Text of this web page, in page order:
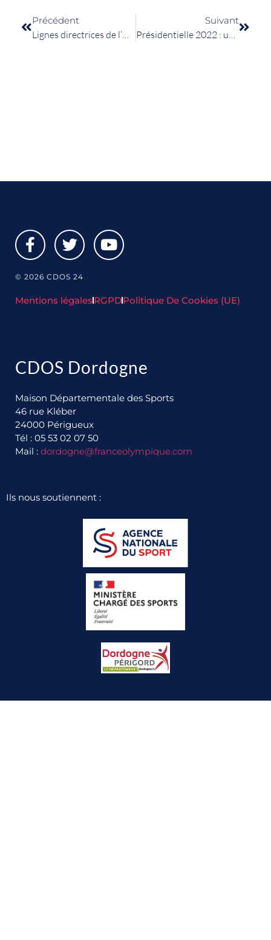
Précédent Suivant
© 2026 CDOS 24
Mentions légales RGPDPolitique De Cookies (UE)
CDOS Dordogne
Maison Départementale des Sports
46 rue Kléber
24000 Périgueux
Tél : 05 53 02 07 50
Mail : dordogne@franceolympique.com
Ils nous soutiennent :